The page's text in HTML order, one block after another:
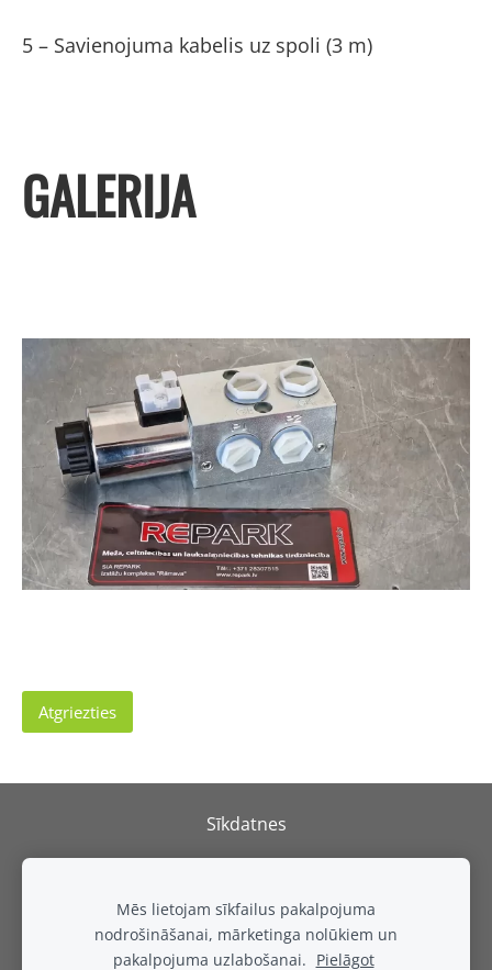
5 – Savienojuma kabelis uz spoli (3 m)
GALERIJA
Atgriezties
Sīkdatnes
Adrese: Izstāžu komplekss Rāmava, Valdlauči, Ķekavas
pagasts, Ķekavas novads, LV-1076, Latvija
Mēs lietojam sīkfailus pakalpojuma
nodrošināšanai, mārketinga nolūkiem un
pakalpojuma uzlabošanai. Pielāgot